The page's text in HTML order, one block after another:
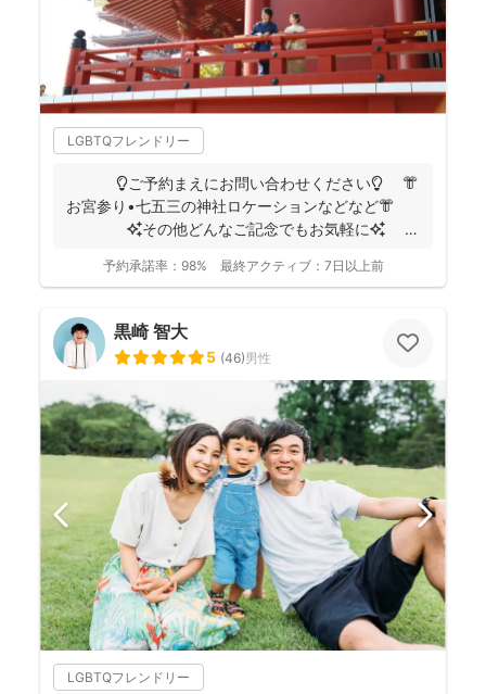
LGBTQフレンドリー
💡ご予約まえにお問い合わせください💡 👘
お宮参り•七五三の神社ロケーションなどなど👘
✨その他どんなご記念でもお気軽に✨
予約承諾率： 98% 最終アクティブ： 7日以上前
黒崎 智大
5 (46)男性
LGBTQフレンドリー